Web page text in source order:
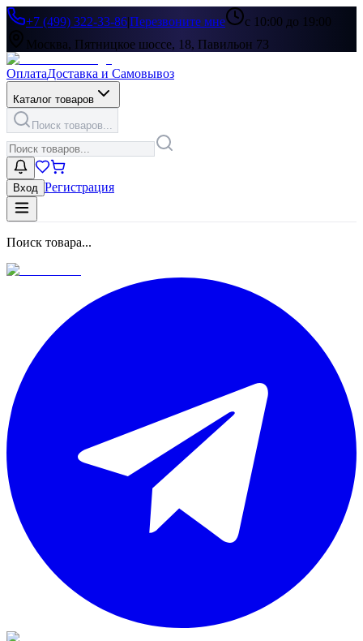
+7 (499) 322-33-86|Перезвоните мне
с 10:00 до 19:00
Москва, Пятницкое шоссе, 18, Павильон 73
ОплатаДоставка и Самовывоз
Каталог товаров
Поиск товаров...
Вход Регистрация
Поиск товара...